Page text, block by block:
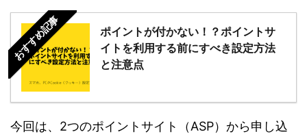
おすすめ記事
ポイントが付かない！？ポイントサ
イトを利用する前にすべき設定方法
と注意点
今回は、2つのポイントサイト（ASP）から申し込